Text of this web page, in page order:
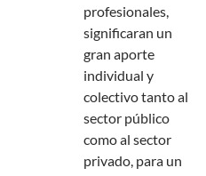
profesionales,
significaran un
gran aporte
individual y
colectivo tanto al
sector público
como al sector
privado, para un